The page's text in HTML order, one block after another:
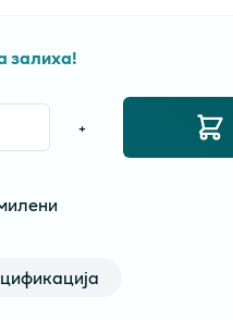
залиха!
+